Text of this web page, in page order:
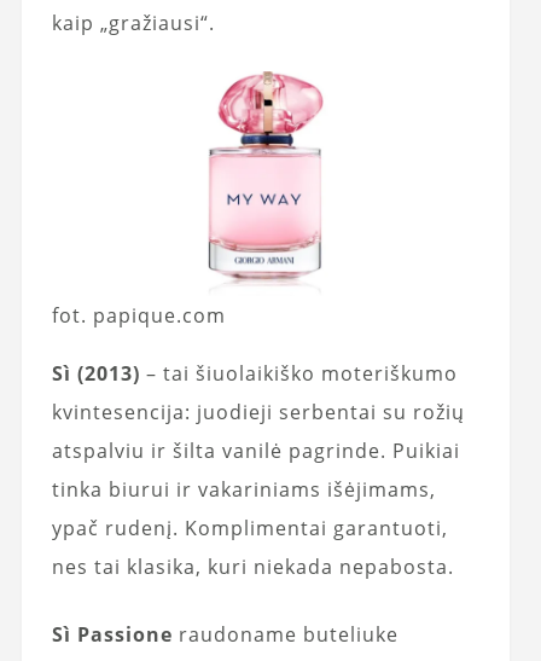
kaip „gražiausi“.
fot. papique.com
Sì (2013) – tai šiuolaikiško moteriškumo
kvintesencija: juodieji serbentai su rožių
atspalviu ir šilta vanilė pagrinde. Puikiai
tinka biurui ir vakariniams išėjimams,
ypač rudenį. Komplimentai garantuoti,
nes tai klasika, kuri niekada nepabosta.
Sì Passione raudoname buteliuke